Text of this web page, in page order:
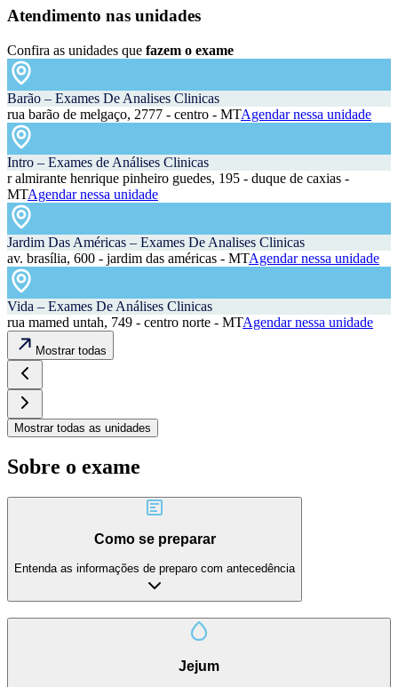
Atendimento nas unidades
Confira as unidades que fazem o exame
Barão – Exames De Analises Clinicas
rua barão de melgaço, 2777 - centro - MTAgendar nessa unidade
Intro – Exames de Análises Clinicas
r almirante henrique pinheiro guedes, 195 - duque de caxias -
MTAgendar nessa unidade
Jardim Das Américas – Exames De Analises Clinicas
av. brasília, 600 - jardim das américas - MTAgendar nessa unidade
Vida – Exames De Análises Clinicas
rua mamed untah, 749 - centro norte - MTAgendar nessa unidade
Mostrar todas
Mostrar todas as unidades
Sobre o exame
Como se preparar
Entenda as informações de preparo com antecedência
Jejum